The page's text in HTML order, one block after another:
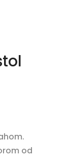
od